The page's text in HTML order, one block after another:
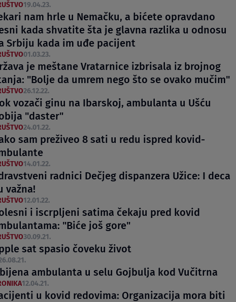
19.04.23.
nam hrle u Nemačku, a bićete opravdano
kada shvatite šta je glavna razlika u odnosu
Srbiju kada im uđe pacijent
01.03.23.
je meštane Vratarnice izbrisala iz brojnog
"Bolje da umrem nego što se ovako mučim"
26.12.22.
vozači ginu na Ibarskoj, ambulanta u Ušću
"daster"
24.01.22.
sam preživeo 8 sati u redu ispred kovid-
14.01.22.
radnici Dečjeg dispanzera Užice: I deca
važna!
12.01.22.
i iscrpljeni satima čekaju pred kovid
"Biće još gore"
30.09.21.
sat spasio čoveku život
ambulanta u selu Gojbulja kod Vučitrna
12.04.21.
u kovid redovima: Organizacija mora biti